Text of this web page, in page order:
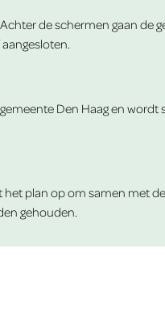
de schermen gaan de
Den Haag en wordt
het plan op om samen met
gehouden.